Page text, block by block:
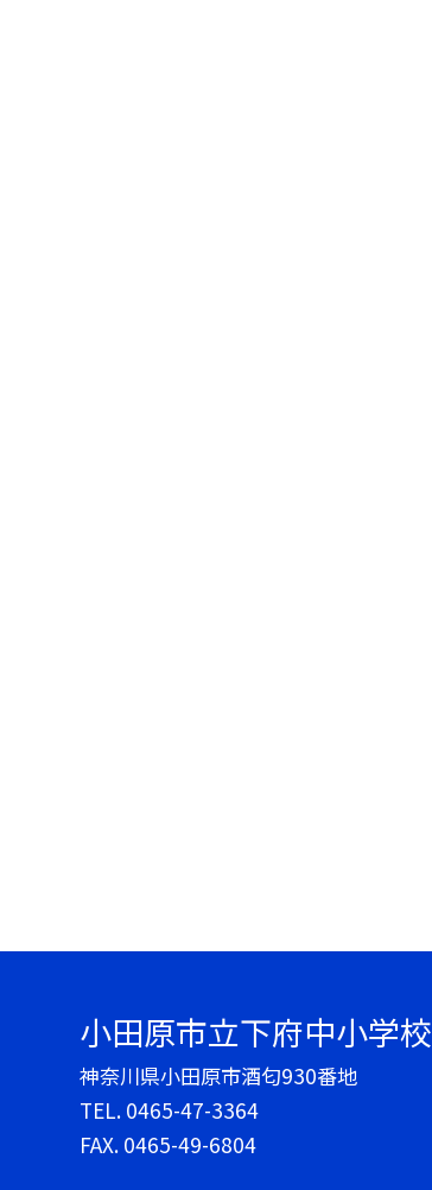
小田原市立下府中小学校
神奈川県小田原市酒匂930番地
TEL. 0465-47-3364
FAX. 0465-49-6804